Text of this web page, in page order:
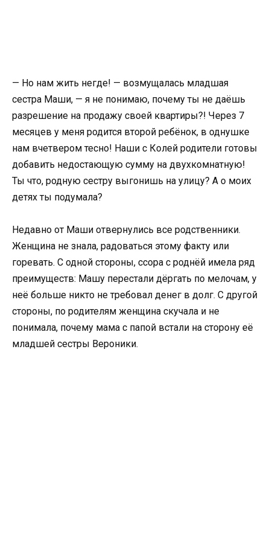
— Но нам жить негде! — возмущалась младшая
сестра Маши, — я не понимаю, почему ты не даёшь
разрешение на продажу своей квартиры?! Через 7
месяцев у меня родится второй ребёнок, в однушке
нам вчетвером тесно! Наши с Колей родители готовы
добавить недостающую сумму на двухкомнатную!
Ты что, родную сестру выгонишь на улицу? А о моих
детях ты подумала?
Недавно от Маши отвернулись все родственники.
Женщина не знала, радоваться этому факту или
горевать. С одной стороны, ссора с роднёй имела ряд
преимуществ: Машу перестали дёргать по мелочам, у
неё больше никто не требовал денег в долг. С другой
стороны, по родителям женщина скучала и не
понимала, почему мама с папой встали на сторону её
младшей сестры Вероники.